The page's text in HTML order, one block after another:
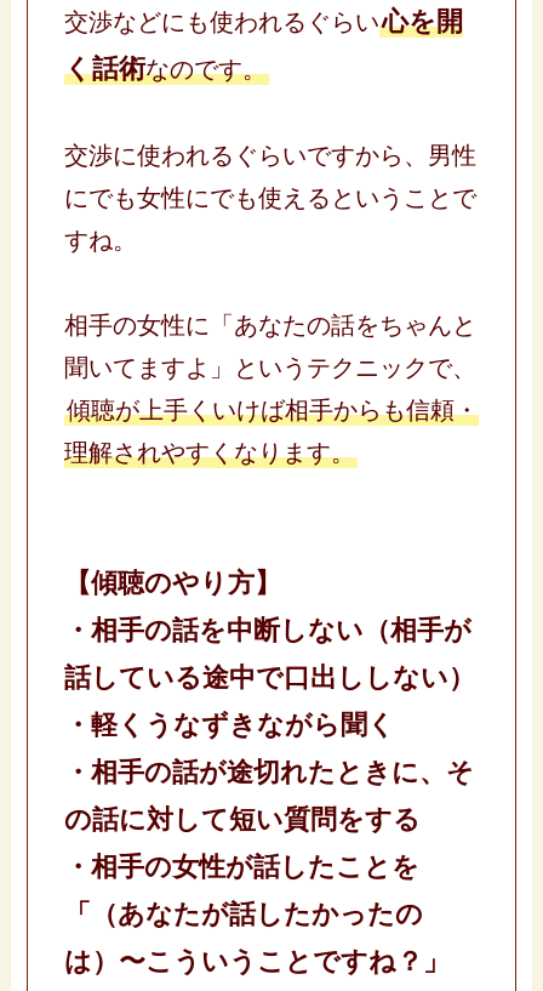
交渉などにも使われるぐらい心を開
く話術なのです。
交渉に使われるぐらいですから、男性
にでも女性にでも使えるということで
すね。
相手の女性に「あなたの話をちゃんと
聞いてますよ」というテクニックで、
傾聴が上手くいけば相手からも信頼・
理解されやすくなります。
【傾聴のやり方】
・相手の話を中断しない（相手が
話している途中で口出ししない）
・軽くうなずきながら聞く
・相手の話が途切れたときに、そ
の話に対して短い質問をする
・相手の女性が話したことを
「（あなたが話したかったの
は）〜こういうことですね？」